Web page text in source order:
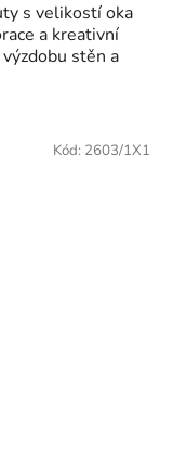
s velikostí oka
a kreativní
stěn a
Kód: 2603/1X1